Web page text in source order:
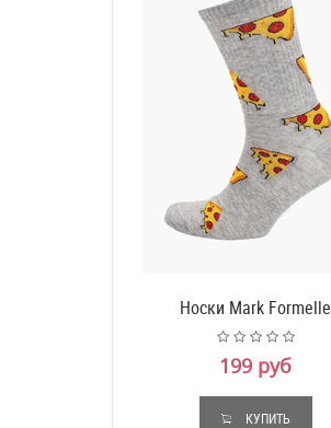
Носки Mark Formelle
199 руб
КУПИТЬ